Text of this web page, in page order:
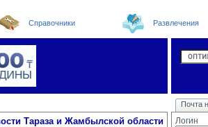
Справочники Развлечения
Тараза и Жамбылской области
Почта
Логин